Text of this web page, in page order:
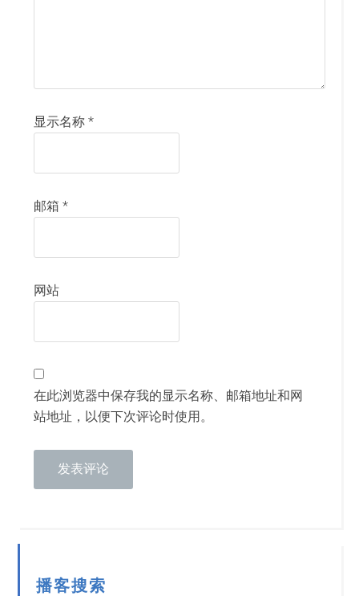
显示名称*
邮箱*
网站
在此浏览器中保存我的显示名称、邮箱地址和网
站地址，以便下次评论时使用。
播客搜索